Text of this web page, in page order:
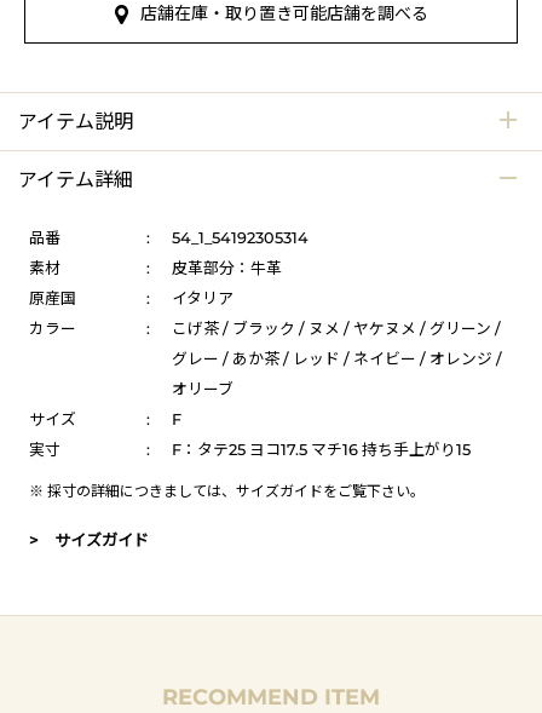
店舗在庫・取り置き可能店舗を調べる
アイテム説明
アイテム詳細
品番 :
54_1_54192305314
素材
:
皮革部分：牛革
原産国
:
イタリア
カラー
:
こげ茶 / ブラック / ヌメ / ヤケヌメ / グリーン /
グレー / あか茶 / レッド / ネイビー / オレンジ /
オリーブ
サイズ
:
F
実寸
: F：タテ25 ヨコ17.5 マチ16 持ち手上がり15
※ 採寸の詳細につきましては、 サイズガイドをご覧下さい。
> サイズガイド
RECOMMEND ITEM